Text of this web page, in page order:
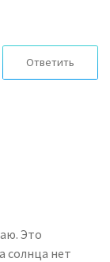
Ответить
Это
солнца нет